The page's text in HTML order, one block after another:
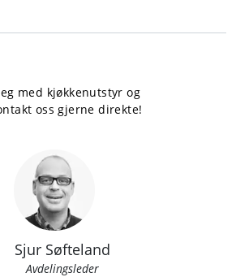
med kjøkkenutstyr og
oss gjerne direkte!
Sjur Søfteland
Avdelingsleder